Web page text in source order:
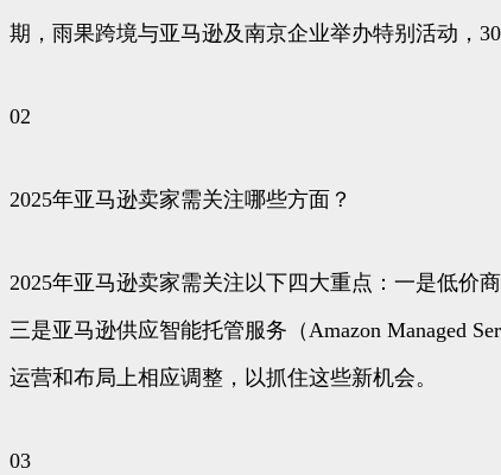
期，雨果跨境与亚马逊及南京企业举办特别活动，
02
2025年亚马逊卖家需关注哪些方面？
2025年亚马逊卖家需关注以下四大重点：一是低价
三是亚马逊供应智能托管服务（Amazon Managed
运营和布局上相应调整，以抓住这些新机会。
03